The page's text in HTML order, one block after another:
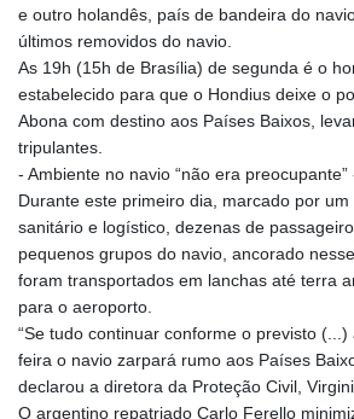
e outro holandês, país de bandeira do
últimos removidos do navio.
As 19h (15h de Brasília) de segunda é o
estabelecido para que o Hondius deixe o
Abona com destino aos Países Baixos,
tripulantes.
- Ambiente no navio “não era preocupante”
Durante este primeiro dia, marcado por
sanitário e logístico, dezenas de
pequenos grupos do navio, ancorado
foram transportados em lanchas até terra
para o aeroporto.
“Se tudo continuar conforme o previsto
feira o navio zarpará rumo aos Países
declarou a diretora da Proteção Civil,
O argentino repatriado Carlo Ferello